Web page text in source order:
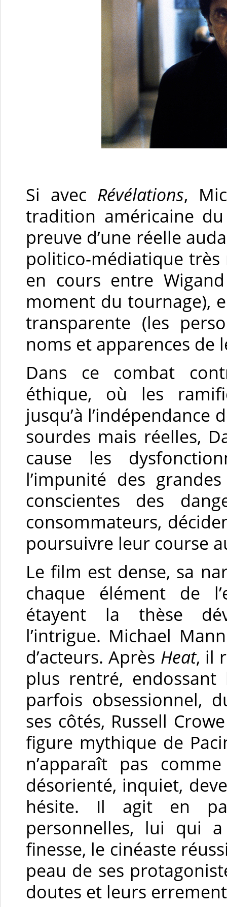
Si avec Révélations,
tradition américaine
preuve d’une réelle
politico-médiatique
en cours entre
moment du tournage),
transparente (les
noms et apparences
Dans ce combat
éthique, où les
jusqu’à l’indépendance
sourdes mais réelles,
cause les
l’impunité des
conscientes des
consommateurs,
poursuivre leur course
Le film est dense, sa
chaque élément de
étayent la thèse
l’intrigue. Michael
d’acteurs. Après Heat, il
plus rentré,
parfois obsessionnel,
ses côtés, Russell
figure mythique de
n’apparaît pas
désorienté, inquiet,
hésite. Il agit en
personnelles, lui qui
finesse, le cinéaste
peau de ses
doutes et leurs